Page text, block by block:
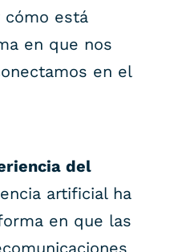
cómo está
en que nos
en el
del
artificial ha
en que las